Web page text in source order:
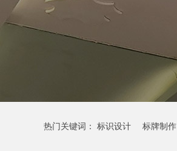
热门关键词： 标识设计 标牌制作